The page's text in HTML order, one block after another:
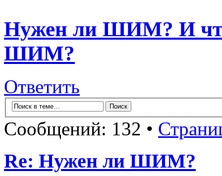
Нужен ли ШИМ? И что
ШИМ?
Ответить
Сообщений: 132 •
Re: Нужен ли ШИМ?